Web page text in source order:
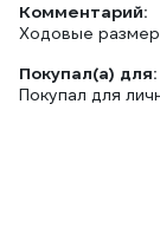
Комментарий:
Ходовые
Покупал(а) для:
Покупал для